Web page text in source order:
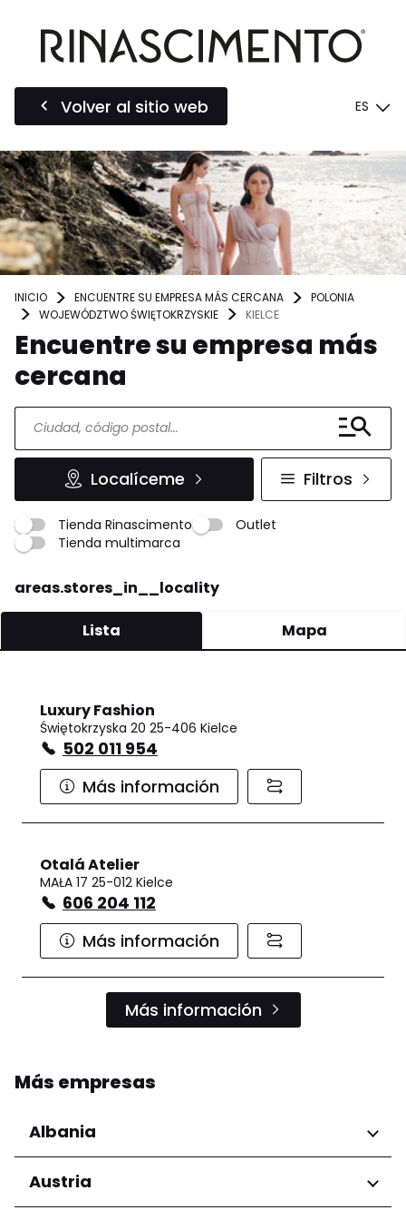
Volver al sitio web ES
INICIO ENCUENTRE SU EMPRESA MÁS CERCANA
POLONIA
WOJEWÓDZTWO ŚWIĘTOKRZYSKIE
KIELCE
Encuentre su empresa más
cercana
Localíceme Filtros
Tienda Rinascimento
Outlet
Tienda multimarca
areas.stores_in__locality
Lista Mapa
Luxury Fashion
Świętokrzyska 20 25-406 Kielce
502 011 954
Más información
Otalá Atelier
MAŁA 17 25-012 Kielce
606 204 112
Más información
Más información
Más empresas
Albania
Regiones
Condado de Tirana
Austria